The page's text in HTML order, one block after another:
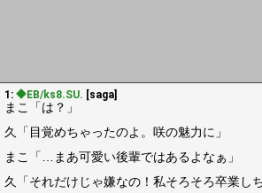
1: ◆EB/ks8.SU. [saga]
まこ「は？」
久「目覚めちゃったのよ。咲の魅力に」
まこ「…まあ可愛い後輩ではあるよなぁ」
久「それだけじゃ嫌なの！私そろそろ卒業し